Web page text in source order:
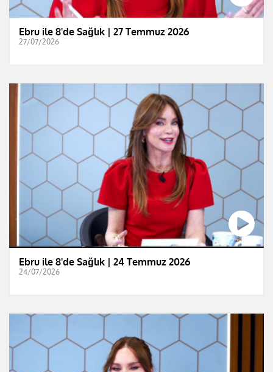
Ebru ile 8'de Sağlık | 27 Temmuz 2026
27/07/2026
Ebru ile 8'de Sağlık | 24 Temmuz 2026
24/07/2026